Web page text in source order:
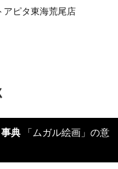
アピタ東海荒尾店
典 「ムガル絵画」の意